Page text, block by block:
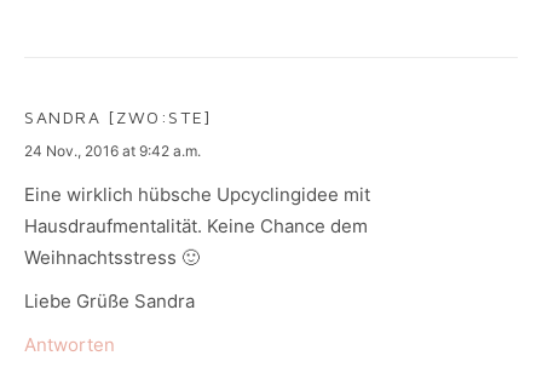
SANDRA [ZWO:STE]
says:
24 Nov., 2016 at 9:42 a.m.
Eine wirklich hübsche Upcyclingidee mit
Hausdraufmentalität. Keine Chance dem
Weihnachtsstress 🙂
Liebe Grüße Sandra
Antworten